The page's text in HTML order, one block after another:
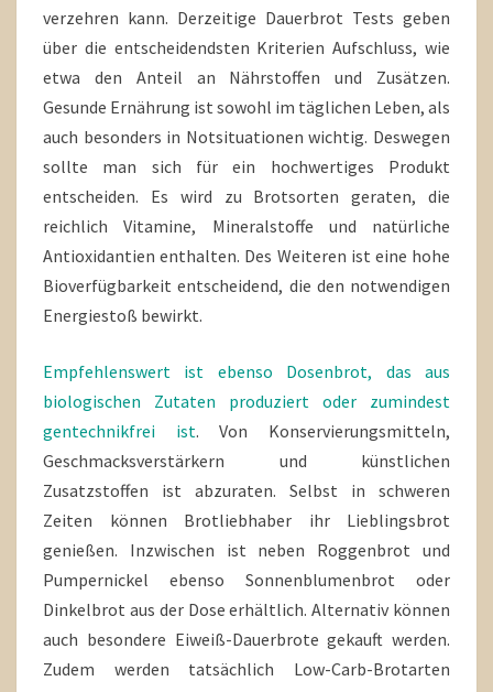
verzehren kann. Derzeitige Dauerbrot Tests geben
über die entscheidendsten Kriterien Aufschluss, wie
etwa den Anteil an Nährstoffen und Zusätzen.
Gesunde Ernährung ist sowohl im täglichen Leben, als
auch besonders in Notsituationen wichtig. Deswegen
sollte man sich für ein hochwertiges Produkt
entscheiden. Es wird zu Brotsorten geraten, die
reichlich Vitamine, Mineralstoffe und natürliche
Antioxidantien enthalten. Des Weiteren ist eine hohe
Bioverfügbarkeit entscheidend, die den notwendigen
Energiestoß bewirkt.
Empfehlenswert ist ebenso Dosenbrot, das aus
biologischen Zutaten produziert oder zumindest
gentechnikfrei ist. Von Konservierungsmitteln,
Geschmacksverstärkern und künstlichen
Zusatzstoffen ist abzuraten. Selbst in schweren
Zeiten können Brotliebhaber ihr Lieblingsbrot
genießen. Inzwischen ist neben Roggenbrot und
Pumpernickel ebenso Sonnenblumenbrot oder
Dinkelbrot aus der Dose erhältlich. Alternativ können
auch besondere Eiweiß-Dauerbrote gekauft werden.
Zudem werden tatsächlich Low-Carb-Brotarten